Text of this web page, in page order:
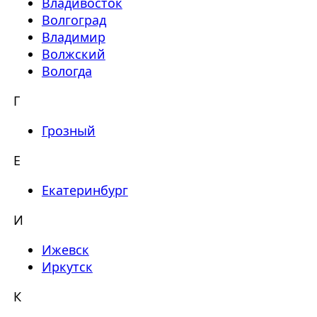
Волгоград
Владимир
Волжский
Вологда
Г
Грозный
Е
Екатеринбург
И
Ижевск
Иркутск
К